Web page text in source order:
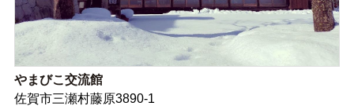
やまびこ交流館
佐賀市三瀬村藤原3890-1